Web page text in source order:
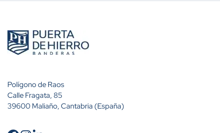
Polígono de Raos
Calle Fragata, 85
39600 Maliaño, Cantabria (España)